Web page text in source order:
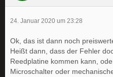
24. Januar 2020 um 23:28
Ok, das ist dann noch
Heißt dann, dass der Fehler
Reedplatine kommen kann,
Microschalter oder